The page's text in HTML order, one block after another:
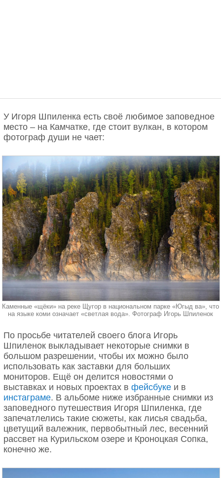
У Игоря Шпиленка есть своё любимое заповедное
место – на Камчатке, где стоит вулкан, в котором
фотограф души не чает:
Каменные «щёки» на реке Щугор в национальном парке «Югыд ва», что
на языке коми означает «светлая вода». Фотограф Игорь Шпиленок
По просьбе читателей своего блога Игорь
Шпиленок выкладывает некоторые снимки в
большом разрешении, чтобы их можно было
использовать как заставки для больших
мониторов. Ещё он делится новостями о
выставках и новых проектах в фейсбуке и в
инстаграме. В альбоме ниже избранные снимки из
заповедного путешествия Игоря Шпиленка, где
запечатлелись такие сюжеты, как лисья свадьба,
цветущий валежник, первобытный лес, весенний
рассвет на Курильском озере и Кроноцкая Сопка,
конечно же.